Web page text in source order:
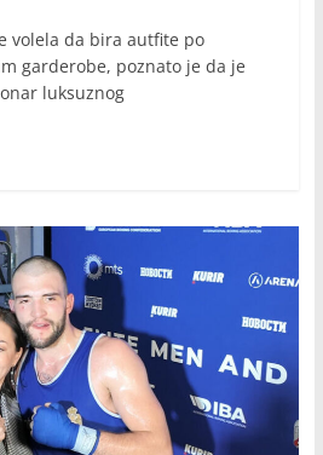
volela da bira autfite po
garderobe, poznato je da je
luksuznog